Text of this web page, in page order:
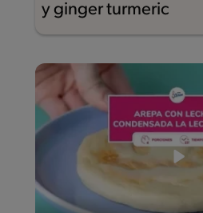
y ginger turmeric